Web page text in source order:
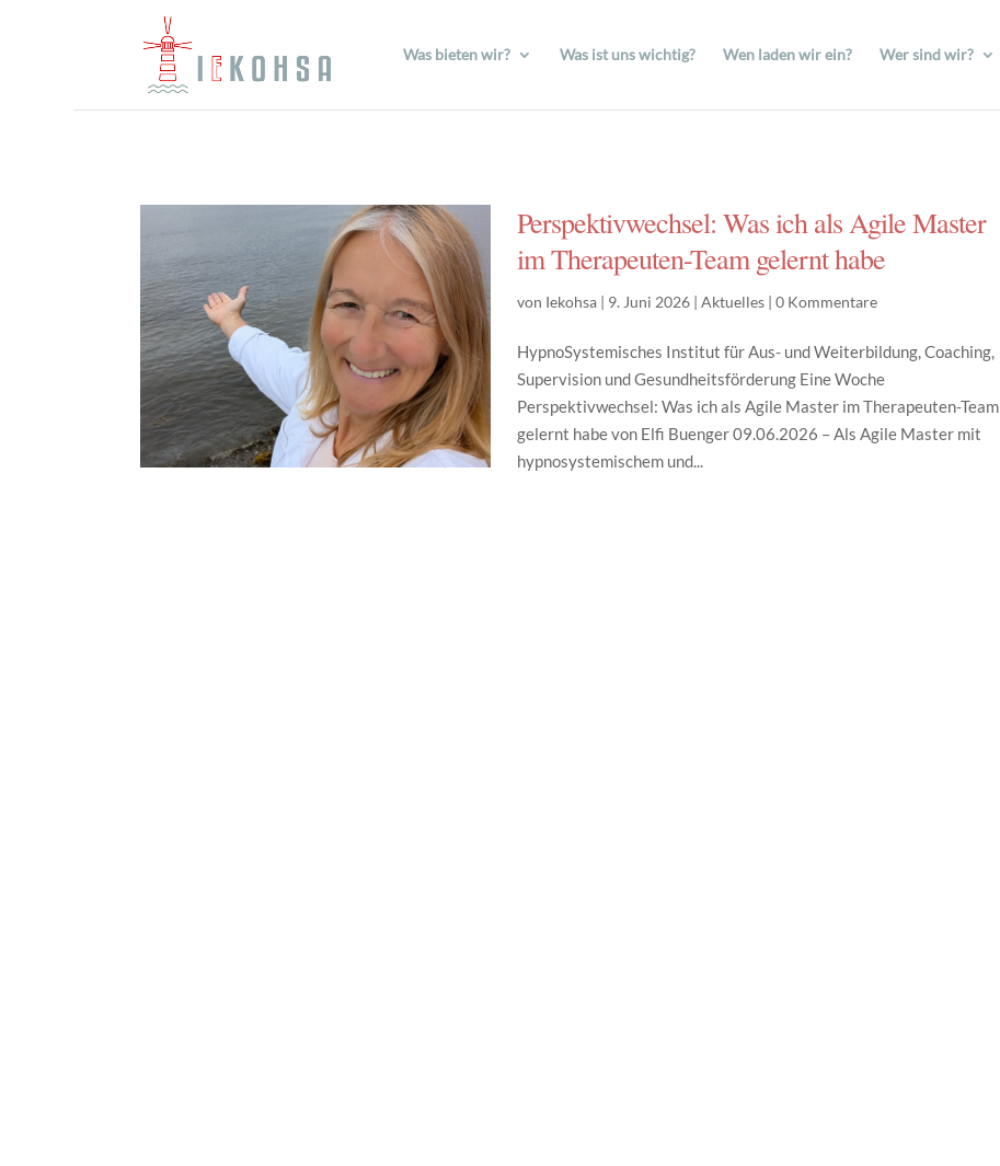
Was bieten wir? Was ist uns wichtig? Wen laden wir ein? Wer sind wir?
Perspektivwechsel: Was ich als Agile Master
im Therapeuten-Team gelernt habe
von Iekohsa | 9. Juni 2026 |Aktuelles |0 Kommentare
HypnoSystemisches Institut für Aus- und Weiterbildung, Coaching,
Supervision und Gesundheitsförderung Eine Woche
Perspektivwechsel: Was ich als Agile Master im Therapeuten-Team
gelernt habe von Elfi Buenger 09.06.2026 – Als Agile Master mit
hypnosystemischem und...